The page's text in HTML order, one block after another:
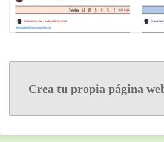
Crea tu propia página